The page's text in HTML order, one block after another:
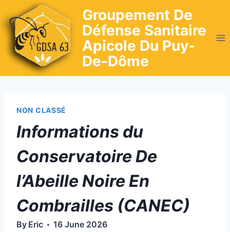
to
content
Groupement De
Défense Sanitaire
Apicole Du Puy-
De-Dôme
NON CLASSÉ
Informations du
Conservatoire De
l’Abeille Noire En
Combrailles (CANEC)
By Eric 16 June 2026